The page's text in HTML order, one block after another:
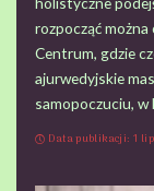
rozpocząć
Centrum, gdzie
ajurwedyjskie
samopoczuciu, w
Data publikacji: 1